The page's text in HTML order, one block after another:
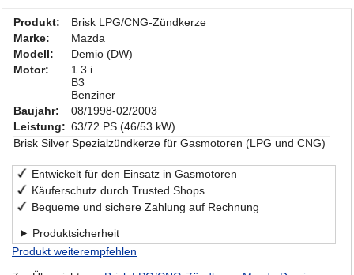
Produkt:
Brisk LPG/CNG-Zündkerze
Marke:
Mazda
Modell:
Demio (DW)
Motor:
1.3 i
B3
Benziner
Baujahr:
08/1998-02/2003
Leistung: 63/72 PS (46/53 kW)
Brisk Silver Spezialzündkerze für Gasmotoren (LPG und CNG)
Entwickelt für den Einsatz in Gasmotoren
Käuferschutz durch Trusted Shops
Bequeme und sichere Zahlung auf Rechnung
Produktsicherheit
Produkt weiterempfehlen